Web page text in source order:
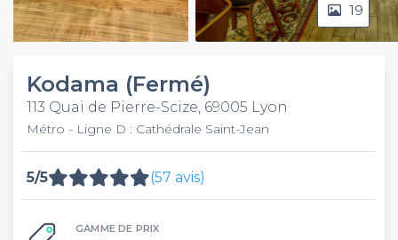
Video
19
Kodama (Fermé)
113 Quai de Pierre-Scize, 69005 Lyon
Métro - Ligne D : Cathédrale Saint-Jean
5/5 (57 avis)
GAMME DE PRIX